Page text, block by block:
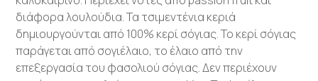
διάφορα λουλούδια. Τα τσιμεντένια κεριά
δημιουργούνται από 100% κερί σόγιας. Το κερί σόγιας
παράγεται από σογιέλαιο, το έλαιο από την
επεξεργασία του φασολιού σόγιας. Δεν περιέχουν